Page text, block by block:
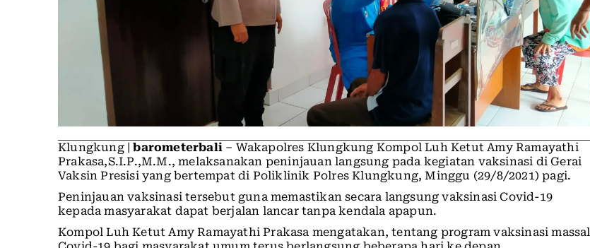
Klungkung |barometerbali – Wakapolres Klungkung Kompol Luh Ketut Amy Ramayathi
Prakasa,S.I.P.,M.M., melaksanakan peninjauan langsung pada kegiatan vaksinasi di Gerai
Vaksin Presisi yang bertempat di Poliklinik Polres Klungkung, Minggu (29/8/2021) pagi.
Peninjauan vaksinasi tersebut guna memastikan secara langsung vaksinasi Covid-19
kepada masyarakat dapat berjalan lancar tanpa kendala apapun.
Kompol Luh Ketut Amy Ramayathi Prakasa mengatakan, tentang program vaksinasi massal